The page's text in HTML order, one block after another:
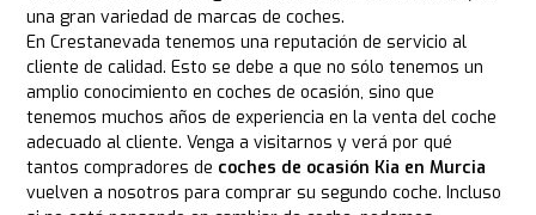
una gran variedad de marcas de coches.
En Crestanevada tenemos una reputación de servicio al
cliente de calidad. Esto se debe a que no sólo tenemos un
amplio conocimiento en coches de ocasión, sino que
tenemos muchos años de experiencia en la venta del coche
adecuado al cliente. Venga a visitarnos y verá por qué
tantos compradores de coches de ocasión Kia en Murcia
vuelven a nosotros para comprar su segundo coche. Incluso